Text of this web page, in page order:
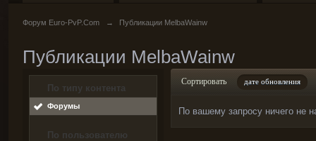
Форум Euro-PvP.Com → Публикации MelbaWainw
Публикации MelbaWainw
По типу контента
Форумы
По пользователю
Сортировать дате обновления
По вашему запросу ничего не